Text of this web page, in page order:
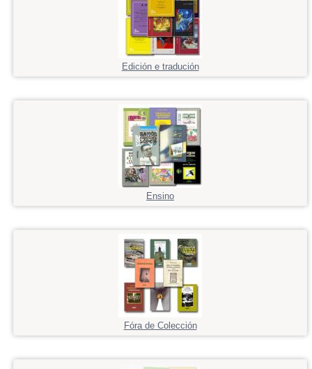
Edición e tradución
Ensino
Fóra de Colección